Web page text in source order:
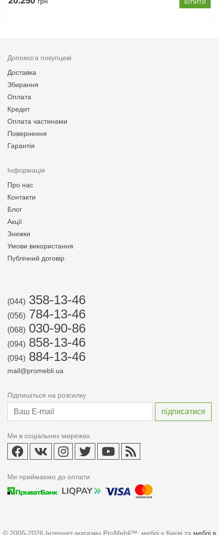
КУПИТИ
Допомога покупцеві
Доставка
Збирання
Оплата
Кредит
Оплата частинами
Повернення
Гарантія
Інформація
Про нас
Контакти
Блог
Акції
Знижки
Умови використання
Публічний договір
(044) 358-13-46
(056) 784-13-46
(068) 030-90-86
(094) 858-13-46
(094) 884-13-46
mail@promebli.ua
Підпишіться на розсилку
Ми в соціальних мережах
Ми приймаємо до оплати
© 2005-2026 Інтернет-магазин ProMebli™: меблі у Києві та меблі в